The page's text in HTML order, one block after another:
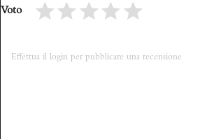
Voto